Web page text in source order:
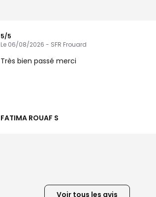
5/5
Le 06/08/2026 - SFR Frouard
Très bien passé merci
FATIMA ROUAF S
Voir tous les avis